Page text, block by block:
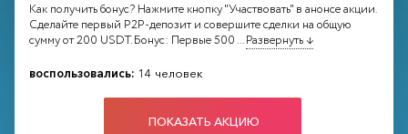
Как получить бонус? Нажмите кнопку "Участвовать" в анонсе акции.
Сделайте первый P2P-депозит и совершите сделки на общую
сумму от 200 USDT. Бонус: Первые 500...Развернуть ↓
воспользовались: 14 человек
ПОКАЗАТЬ АКЦИЮ